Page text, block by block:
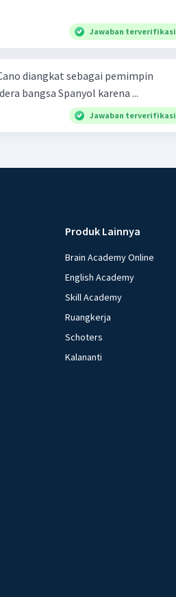
Jawaban terverifikasi
diangkat sebagai pemimpin
bangsa Spanyol karena ...
Jawaban terverifikasi
Produk Lainnya
Brain Academy Online
English Academy
Skill Academy
Ruangkerja
Schoters
Kalananti